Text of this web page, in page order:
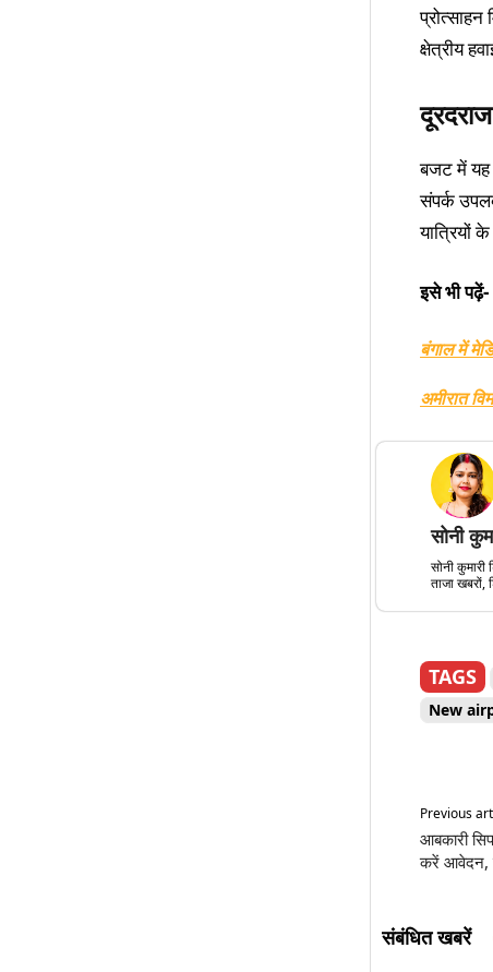
क्षेत्रीय
बजट में यह
संपर्क
यात्रियों
इसे भी पढ़ें-
बंगाल में
अमीरात
सोनी
सोनी
ताजा खबरों,
TAGS
New
Previous
आबकारी
करें आवेदन,
संबंधित खबरें